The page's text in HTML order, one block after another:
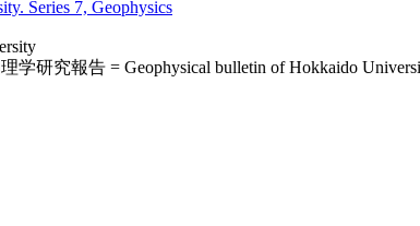
Series 7, Geophysics
学研究報告 = Geophysical bulletin of Hokkaido